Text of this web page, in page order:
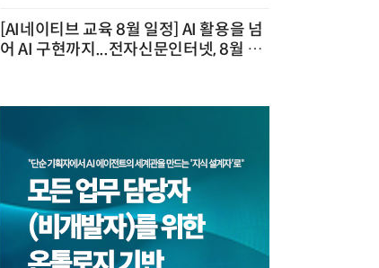
[AI네이티브 교육 8월 일정] AI 활용을 넘
어 AI 구현까지...전자신문인터넷, 8월 실